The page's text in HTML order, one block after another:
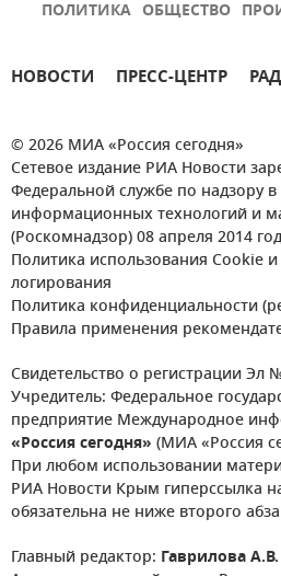
ПОЛИТИКА ОБЩЕСТВО
НОВОСТИ ПРЕСС-ЦЕНТР
© 2026 МИА «Россия сегодня»
Сетевое издание РИА Новости
Федеральной службе по надзору в
информационных технологий и
(Роскомнадзор) 08 апреля 2014
Политика использования Cookie
логирования
Политика конфиденциальности
Правила применения
Свидетельство о регистрации Эл
Учредитель: Федеральное
предприятие Международное
«Россия сегодня» (МИА «Россия
При любом использовании
РИА Новости Крым гиперссылка
обязательна не ниже второго
Главный редактор: Гаврилова А.В.